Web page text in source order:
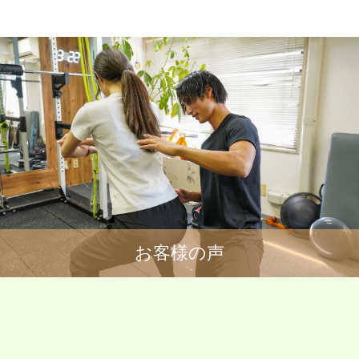
お客様の声